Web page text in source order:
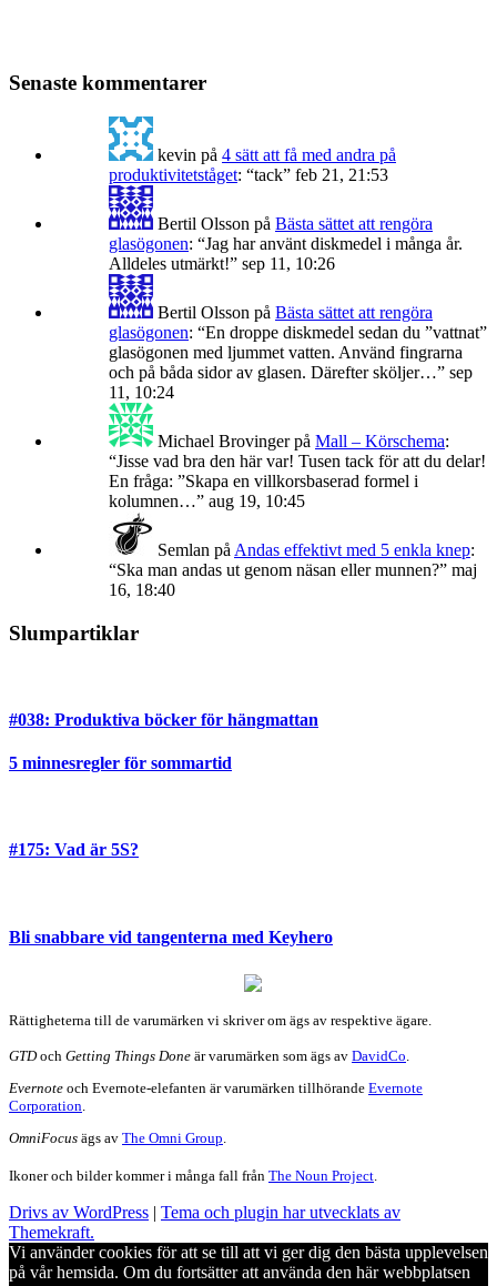
Senaste kommentarer
kevin på 4 sätt att få med andra på
produktivitetståget: “tack” feb 21, 21:53
Bertil Olsson på Bästa sättet att rengöra
glasögonen: “Jag har använt diskmedel i många år.
Alldeles utmärkt!” sep 11, 10:26
Bertil Olsson på Bästa sättet att rengöra
glasögonen: “En droppe diskmedel sedan du ”vattnat”
glasögonen med ljummet vatten. Använd fingrarna
och på båda sidor av glasen. Därefter sköljer…” sep
11, 10:24
Michael Brovingerpå Mall – Körschema:
“Jisse vad bra den här var! Tusen tack för att du delar!
En fråga: ”Skapa en villkorsbaserad formel i
kolumnen…” aug 19, 10:45
Semlan på Andas effektivt med 5 enkla knep:
“Ska man andas ut genom näsan eller munnen?” maj
16, 18:40
Slumpartiklar
#038: Produktiva böcker för hängmattan
5 minnesregler för sommartid
#175: Vad är 5S?
Bli snabbare vid tangenterna med Keyhero
Rättigheterna till de varumärken vi skriver om ägs av respektive ägare.
GTDoch Getting Things Done är varumärken som ägs av DavidCo
Evernote och Evernote-elefanten är varumärken tillhörande Evernote
Corporation
OmniFocus ägs av The Omni Group.
Ikoner och bilder kommer i många fall från The Noun Project.
Drivs av WordPress | Tema och plugin har utvecklats av
Themekraft.
Vi använder cookies för att se till att vi ger dig den bästa upplevelsen
på vår hemsida. Om du fortsätter att använda den här webbplatsen